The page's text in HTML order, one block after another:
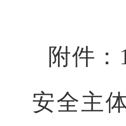
附件
安全主